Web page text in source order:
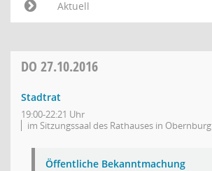
Aktuell
DO 27.10.2016
Stadtrat
19:00-22:21 Uhr
im Sitzungssaal des Rathauses in Obernburg
Öffentliche Bekanntmachung